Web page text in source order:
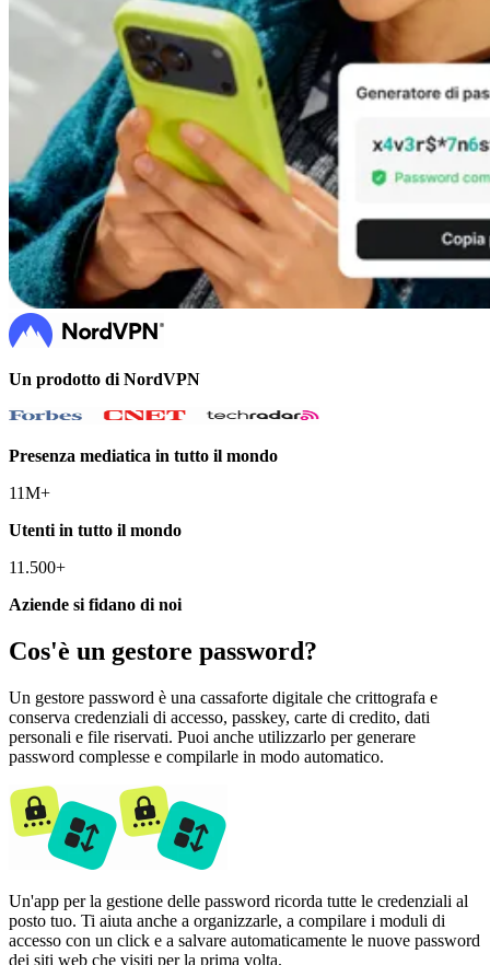
Un prodotto di NordVPN
Presenza mediatica in tutto il mondo
11M+
Utenti in tutto il mondo
11.500+
Aziende si fidano di noi
Cos'è un gestore password?
Un gestore password è una cassaforte digitale che crittografa e
conserva credenziali di accesso, passkey, carte di credito, dati
personali e file riservati. Puoi anche utilizzarlo per generare
password complesse e compilarle in modo automatico.
Un'app per la gestione delle password ricorda tutte le credenziali al
posto tuo. Ti aiuta anche a organizzarle, a compilare i moduli di
accesso con un click e a salvare automaticamente le nuove password
dei siti web che visiti per la prima volta.